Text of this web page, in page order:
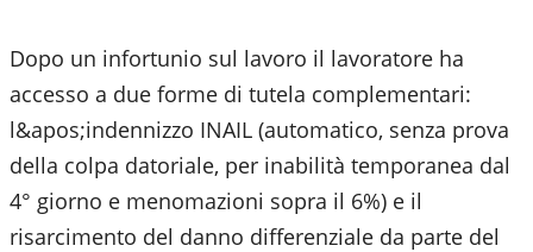
Dopo un infortunio sul lavoro il lavoratore ha
accesso a due forme di tutela complementari:
l&apos;indennizzo INAIL (automatico, senza prova
della colpa datoriale, per inabilità temporanea dal
4° giorno e menomazioni sopra il 6%) e il
risarcimento del danno differenziale da parte del